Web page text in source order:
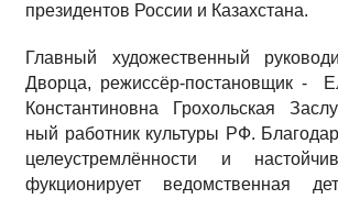
президентов России и Казахстана.
Главный художественный
Дворца, режиссёр-постановщик -
Константиновна Грохольская
ный работник культуры РФ.
целеустремлённости и
фукционирует ведомствен­ная